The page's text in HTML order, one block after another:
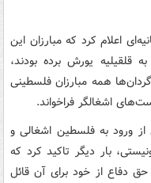
اعلام کرد که مبارزان این
قلقیلیه یورش برده بودند،
همه مبارزان فلسطینی
اشغالگر فراخواند.
از ورود به فلسطین اشغالی و
بار دیگر تاکید کرد که
حق دفاع از خود برای آن قائل